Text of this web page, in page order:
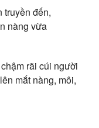
truyền đến,
nàng vừa
rãi cúi người
mắt nàng, môi,